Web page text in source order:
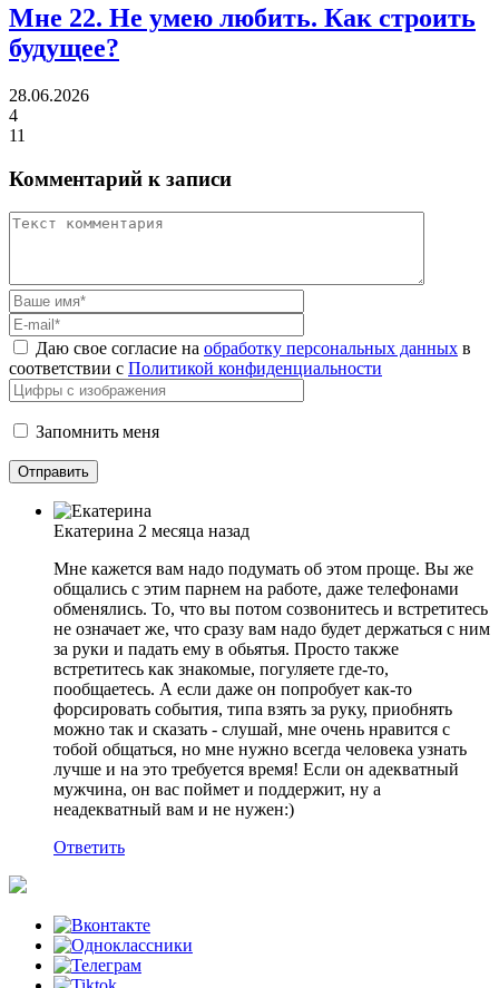
Мне 22. Не умею любить. Как строить
будущее?
28.06.2026
4
11
Комментарий к записи
Даю свое согласие на обработку персональных данных в
соответствии с Политикой конфиденциальности
Запомнить меня
Екатерина 2 месяца назад
Мне кажется вам надо подумать об этом проще. Вы же
общались с этим парнем на работе, даже телефонами
обменялись. То, что вы потом созвонитесь и встретитесь
не означает же, что сразу вам надо будет держаться с ним
за руки и падать ему в обьятья. Просто также
встретитесь как знакомые, погуляете где-то,
пообщаетесь. А если даже он попробует как-то
форсировать события, типа взять за руку, приобнять
можно так и сказать - слушай, мне очень нравится с
тобой общаться, но мне нужно всегда человека узнать
лучше и на это требуется время! Если он адекватный
мужчина, он вас поймет и поддержит, ну а
неадекватный вам и не нужен:)
Ответить